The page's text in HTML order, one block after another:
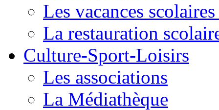
Les vacances
La restauration
Culture-Sport-Loisirs
Les associations
La Médiathèque